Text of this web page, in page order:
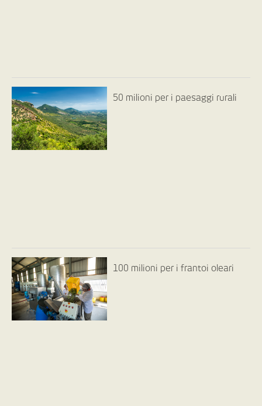
50 milioni per i paesaggi rurali
100 milioni per i frantoi oleari